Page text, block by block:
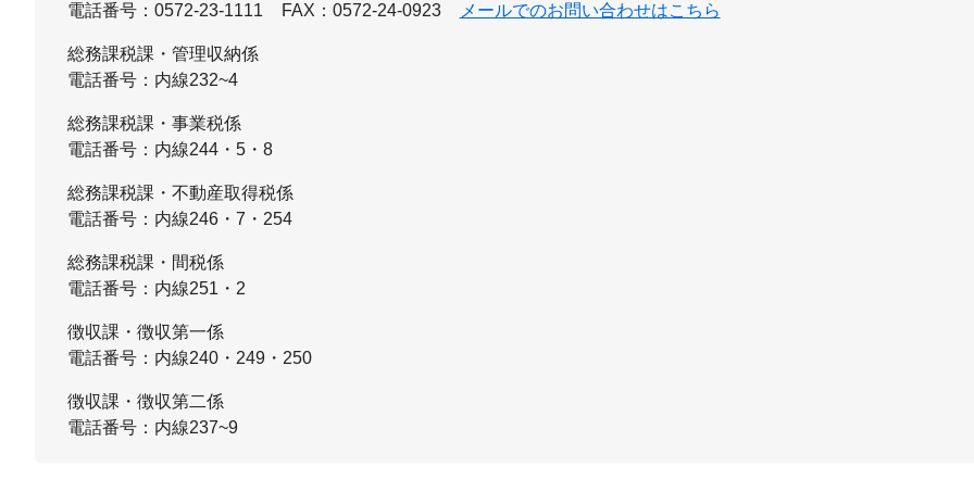
電話番号：0572-23-1111
FAX：0572-24-0923 メールでのお問い合わせはこちら
総務課税課・管理収納係
電話番号：内線232~4
総務課税課・事業税係
電話番号：内線244・5・8
総務課税課・不動産取得税係
電話番号：内線246・7・254
総務課税課・間税係
電話番号：内線251・2
徴収課・徴収第一係
電話番号：内線240・249・250
徴収課・徴収第二係
電話番号：内線237~9